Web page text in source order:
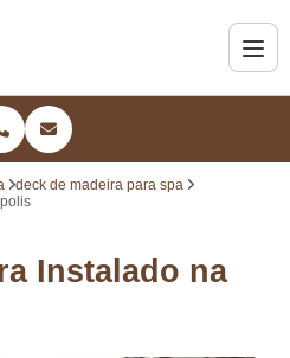
deck de madeira para spa
Instalado na